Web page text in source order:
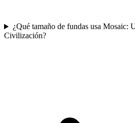
¿Qué tamaño de fundas usa Mosaic:
Civilización?